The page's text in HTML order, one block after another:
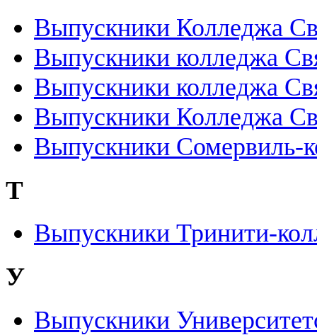
Выпускники Колледжа
Выпускники колледжа
Выпускники колледжа
Выпускники Колледжа
Выпускники Сомервиль-
Т
Выпускники Тринити-
У
Выпускники